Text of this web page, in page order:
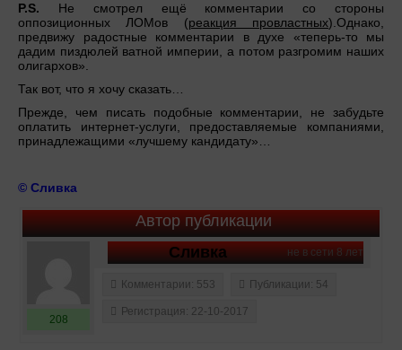
P.S. Не смотрел ещё комментарии со стороны
оппозиционных ЛОМов (реакция провластных).Однако,
предвижу радостные комментарии в духе «теперь-то мы
дадим пиздюлей ватной империи, а потом разгромим наших
олигархов».
Так вот, что я хочу сказать…
Прежде, чем писать подобные комментарии, не забудьте
оплатить интернет-услуги, предоставляемые компаниями,
принадлежащими «лучшему кандидату»…
© Сливка
Автор публикации
не в сети 8 лет
Сливка
208
Комментарии: 553 Публикации: 54
Регистрация: 22-10-2017